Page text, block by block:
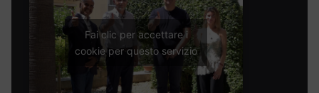
Fai clic per accettare i
cookie per questo servizio